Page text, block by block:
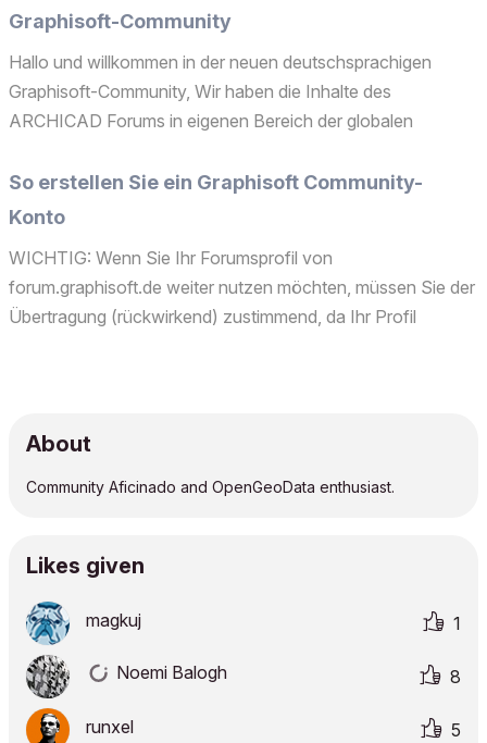
Graphisoft-Community
Hallo und willkommen in der neuen deutschsprachigen
Graphisoft-Community, Wir haben die Inhalte des
ARCHICAD Forums in eigenen Bereich der globalen
Gelegenheit genutzt, und die Forenstruktur umzustellen, um
einfacher einzel...
So erstellen Sie ein Graphisoft Community-
Konto
WICHTIG: Wenn Sie Ihr Forumsprofil von
forum.graphisoft.de weiter nutzen möchten, müssen Sie der
Übertragung (rückwirkend) zustimmend, da Ihr Profil
About
Community Aficinado and OpenGeoData enthusiast.
Likes given
magkuj 1
Noemi Balogh 8
runxel 5